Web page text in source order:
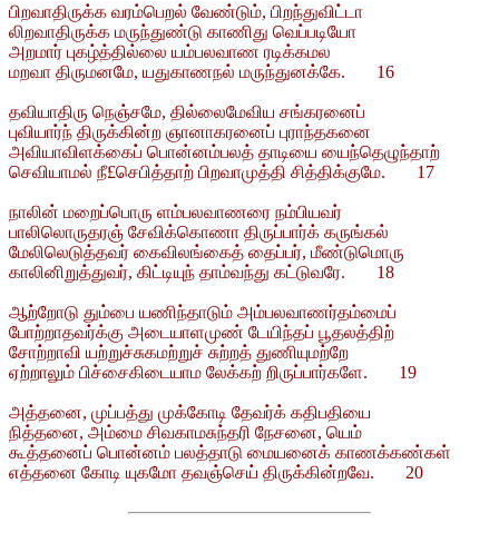
பிறவாதிருக்க வரம்பெறல் வேண்டும், பிறந்துவிட்டா
லிறவாதிருக்க மருந்துண்டு காணிது வெப்படியோ
அறமார் புகழ்த்தில்லை யம்பலவாண ரடிக்கமல
மறவா திருமனமே, யதுகாணநல் மருந்துனக்கே. 16
தவியாதிரு நெஞ்சமே, தில்லைமேவிய சங்கரனைப்
புவியார்ந் திருக்கின்ற ஞானாகரனைப் புராந்தகனை
அவியாவிளக்கைப் பொன்னம்பலத் தாடியை யைந்தெழுந்தாற்
செவியாமல் நீ£செபித்தாற் பிறவாமுத்தி சித்திக்குமே. 17
நாலின் மறைப்பொரு ளம்பலவாணரை நம்பியவர்
பாலிலொருதரஞ் சேவிக்கொணா திருப்பார்க் கருங்கல்
மேலிலெடுத்தவர் கைவிலங்கைத் தைப்பர், மீண்டுமொரு
காலினிறுத்துவர், கிட்டியுந் தாம்வந்து கட்டுவரே. 18
ஆற்றோடு தும்பை யணிந்தாடும் அம்பலவாணர்தம்மைப்
போற்றாதவர்க்கு அடையாளமுண் டேயிந்தப் பூதலத்திற்
சோற்றாவி யற்றுச்சுகமற்றுச் சுற்றத் துணியுமற்றே
ஏற்றாலும் பிச்சைகிடையாம லேக்கற் றிருப்பார்களே. 19
அத்தனை, முப்பத்து முக்கோடி தேவர்க் கதிபதியை
நித்தனை, அம்மை சிவகாமசுந்தரி நேசனை, யெம்
கூத்தனைப் பொன்னம் பலத்தாடு மையனைக் காணக்கண்கள்
எத்தனை கோடி யுகமோ தவஞ்செய் திருக்கின்றவே. 20